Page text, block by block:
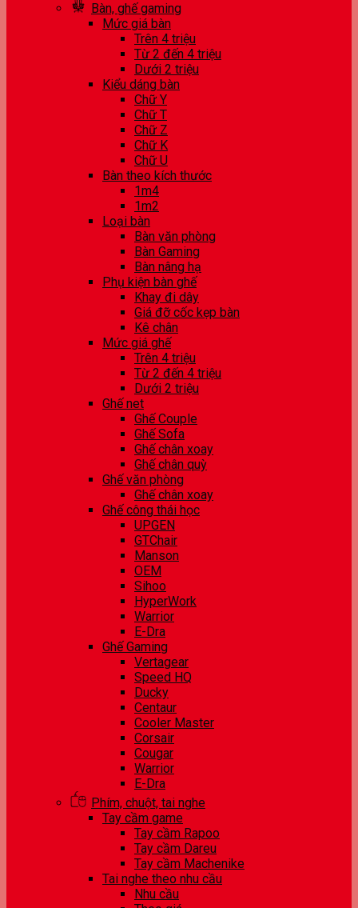
Bàn, ghế gaming
Mức giá bàn
Trên 4 triệu
Từ 2 đến 4 triệu
Dưới 2 triệu
Kiểu dáng bàn
Chữ Y
Chữ T
Chữ Z
Chữ K
Chữ U
Bàn theo kích thước
1m4
1m2
Loại bàn
Bàn văn phòng
Bàn Gaming
Bàn nâng hạ
Phụ kiện bàn ghế
Khay đi dây
Giá đỡ cốc kẹp bàn
Kê chân
Mức giá ghế
Trên 4 triệu
Từ 2 đến 4 triệu
Dưới 2 triệu
Ghế net
Ghế Couple
Ghế Sofa
Ghế chân xoay
Ghế chân quỳ
Ghế văn phòng
Ghế chân xoay
Ghế công thái học
UPGEN
GTChair
Manson
OEM
Sihoo
HyperWork
Warrior
E-Dra
Ghế Gaming
Vertagear
Speed HQ
Ducky
Centaur
Cooler Master
Corsair
Cougar
Warrior
E-Dra
Phím, chuột, tai nghe
Tay cầm game
Tay cầm Rapoo
Tay cầm Dareu
Tay cầm Machenike
Tai nghe theo nhu cầu
Nhu cầu